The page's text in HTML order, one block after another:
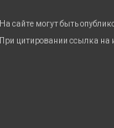
На сайте могут быть
При цитировании ссылка на